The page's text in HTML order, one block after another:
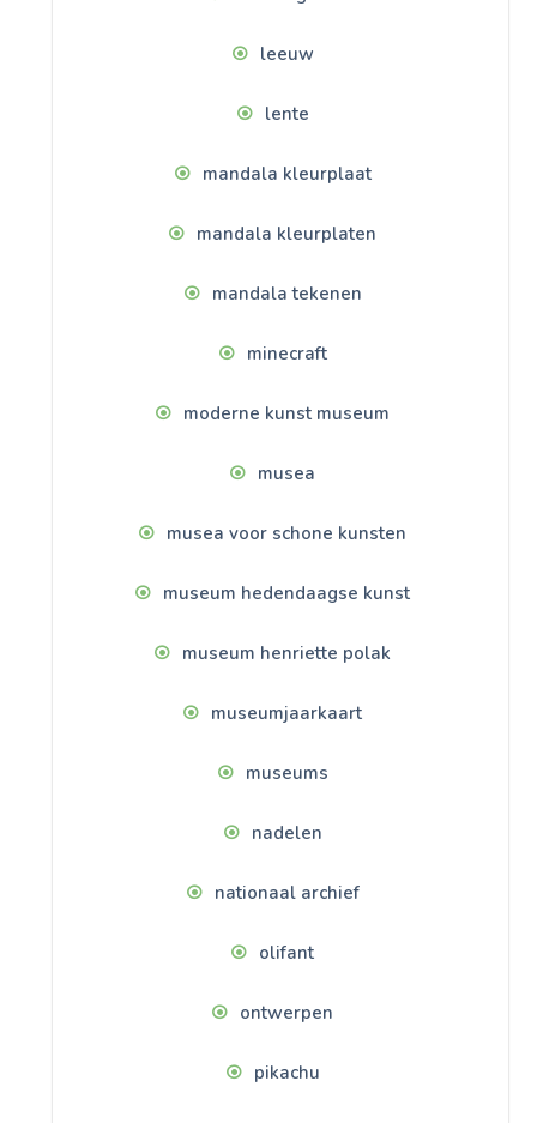
leeuw
lente
mandala kleurplaat
mandala kleurplaten
mandala tekenen
minecraft
moderne kunst museum
musea
musea voor schone kunsten
museum hedendaagse kunst
museum henriette polak
museumjaarkaart
museums
nadelen
nationaal archief
olifant
ontwerpen
pikachu